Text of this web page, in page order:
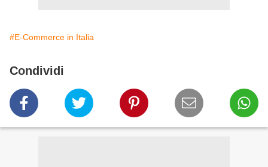
#E-Commerce in Italia
Condividi